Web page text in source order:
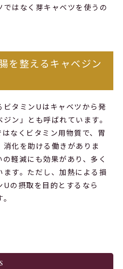
ではなく芽キャベツを使うの
を整えるキャベジン
ビタミンUはキャベツから発
ン」とも呼ばれています。
なくビタミン用物質で、胃
化を助ける働きがありま
軽減にも効果があり、多く
す。ただし、加熱による損
の摂取を目的とするなら